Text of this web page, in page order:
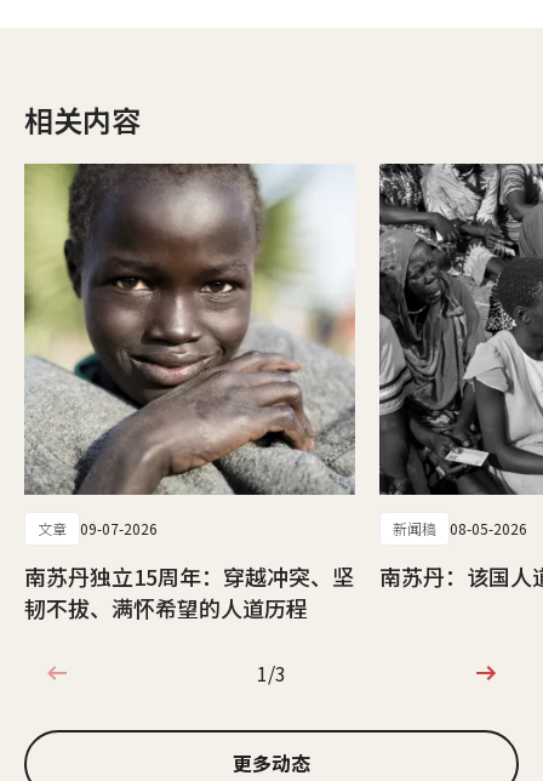
相关内容
文章 09-07-2026
南苏丹独立15周年：穿越冲突、坚
韧不拔、满怀希望的人道历程
新闻稿 08-05-2026
南苏丹：该国人
1/3
1/3
更多动态